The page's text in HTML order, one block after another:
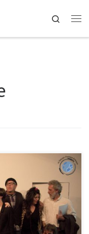
Search
Bellas Artes, se
una mirada
se entregan a los
demuestran día tras